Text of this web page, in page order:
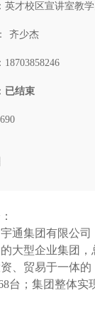
英才校区宣讲室教
齐少杰
18703858246
已结束
通集团有限公
大型企业集团
、贸易于一体
台；集团整体实